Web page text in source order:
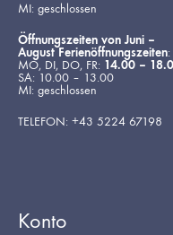
MI: geschlossen
Öffnungszeiten von Juni –
August Ferienöffnungszeiten:
MO, DI, DO, FR: 14.00 –
SA: 10.00 – 13.00
MI: geschlossen
TELEFON: +43 5224 67198
Konto